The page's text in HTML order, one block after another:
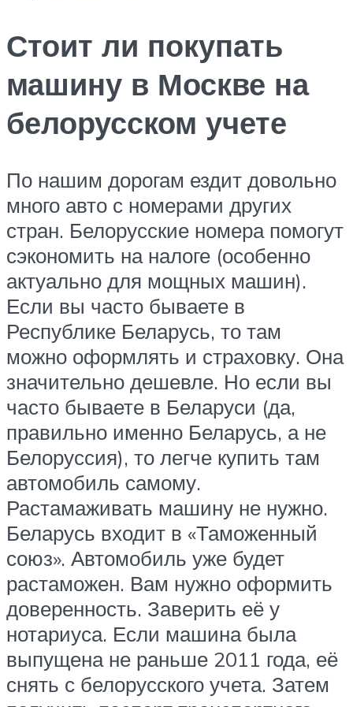
Стоит ли покупать
машину в Москве на
белорусском учете
По нашим дорогам ездит довольно
много авто с номерами других
стран. Белорусские номера помогут
сэкономить на налоге (особенно
актуально для мощных машин).
Если вы часто бываете в
Республике Беларусь, то там
можно оформлять и страховку. Она
значительно дешевле. Но если вы
часто бываете в Беларуси (да,
правильно именно Беларусь, а не
Белоруссия), то легче купить там
автомобиль самому.
Растамаживать машину не нужно.
Беларусь входит в «Таможенный
союз». Автомобиль уже будет
растаможен. Вам нужно оформить
доверенность. Заверить её у
нотариуса. Если машина была
выпущена не раньше 2011 года, её
снять с белорусского учета. Затем